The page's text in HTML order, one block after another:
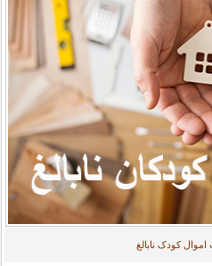
کودک نابالغ